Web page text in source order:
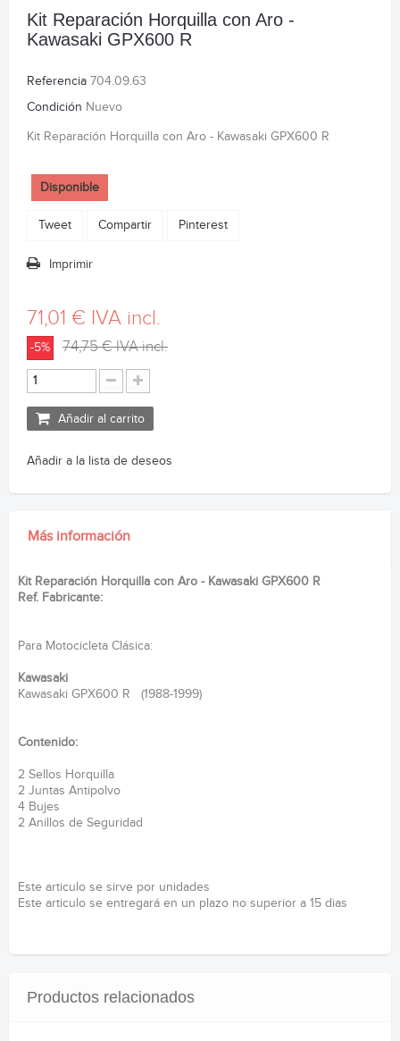
Kit Reparación Horquilla con Aro -
Kawasaki GPX600 R
Referencia 704.09.63
Condición Nuevo
Kit Reparación Horquilla con Aro - Kawasaki GPX600 R
Disponible
Tweet Compartir Pinterest
Imprimir
71,01 € IVA incl.
-5% 74,75 €IVA incl.
Añadir al carrito
Añadir a la lista de deseos
Más información
Kit Reparación Horquilla con Aro - Kawasaki GPX600 R
Ref. Fabricante:
Para Motocicleta Clásica:
Kawasaki
Kawasaki GPX600 R (1988-1999)
Contenido:
2 Sellos Horquilla
2 Juntas Antipolvo
4 Bujes
2 Anillos de Seguridad
Este articulo se sirve por unidades
Este articulo se entregará en un plazo no superior a 15 dias
Productos relacionados